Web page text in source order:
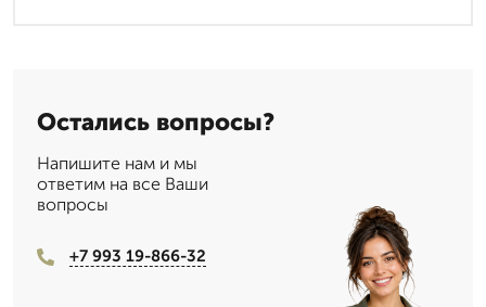
Остались вопросы?
Напишите нам и мы
ответим на все Ваши
вопросы
+7 993 19-866-32